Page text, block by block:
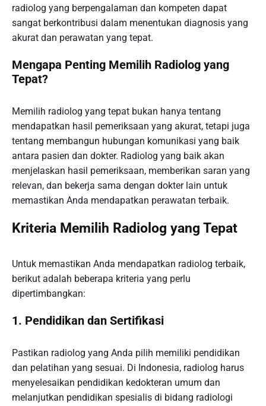
radiolog yang berpengalaman dan kompeten dapat
sangat berkontribusi dalam menentukan diagnosis yang
akurat dan perawatan yang tepat.
Mengapa Penting Memilih Radiolog yang
Tepat?
Memilih radiolog yang tepat bukan hanya tentang
mendapatkan hasil pemeriksaan yang akurat, tetapi juga
tentang membangun hubungan komunikasi yang baik
antara pasien dan dokter. Radiolog yang baik akan
menjelaskan hasil pemeriksaan, memberikan saran yang
relevan, dan bekerja sama dengan dokter lain untuk
memastikan Anda mendapatkan perawatan terbaik.
Kriteria Memilih Radiolog yang Tepat
Untuk memastikan Anda mendapatkan radiolog terbaik,
berikut adalah beberapa kriteria yang perlu
dipertimbangkan:
1. Pendidikan dan Sertifikasi
Pastikan radiolog yang Anda pilih memiliki pendidikan
dan pelatihan yang sesuai. Di Indonesia, radiolog harus
menyelesaikan pendidikan kedokteran umum dan
melanjutkan pendidikan spesialis di bidang radiologi